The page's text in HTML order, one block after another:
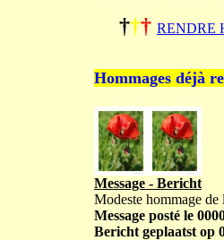
††† RENDRE
Hommages déjà
Message - Bericht
Modeste hommage
Message posté le
Bericht geplaatst op